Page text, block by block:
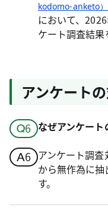
kodomo-anketo）
において、
ケート調査結
アンケート
なぜアンケート
アンケート調
から無作為に
す。